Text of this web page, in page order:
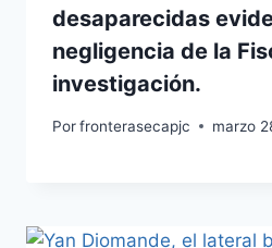
desaparecidas
negligencia de la
investigación.
Porfronterasecapjc marzo